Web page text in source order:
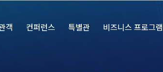
객 컨퍼런스 특별관 비즈니스 프로그램